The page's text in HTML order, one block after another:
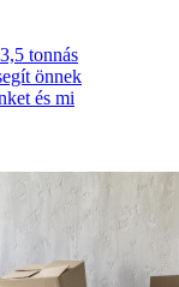
tonnás
önnek
és mi